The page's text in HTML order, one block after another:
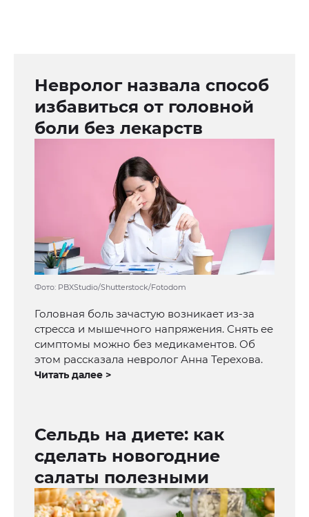
Невролог назвала способ
избавиться от головной
боли без лекарств
Фото: PBXStudio/Shutterstock/Fotodom
Головная боль зачастую возникает из-за
стресса и мышечного напряжения. Снять ее
симптомы можно без медикаментов. Об
этом рассказала невролог Анна Терехова.
Читать далее >
Сельдь на диете: как
сделать новогодние
салаты полезными